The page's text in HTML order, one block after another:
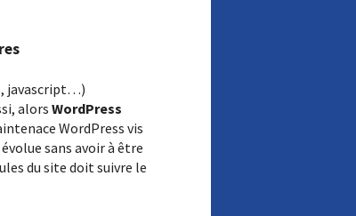
javascript…)
alors WordPress
WordPress vis
sans avoir à être
du site doit suivre le